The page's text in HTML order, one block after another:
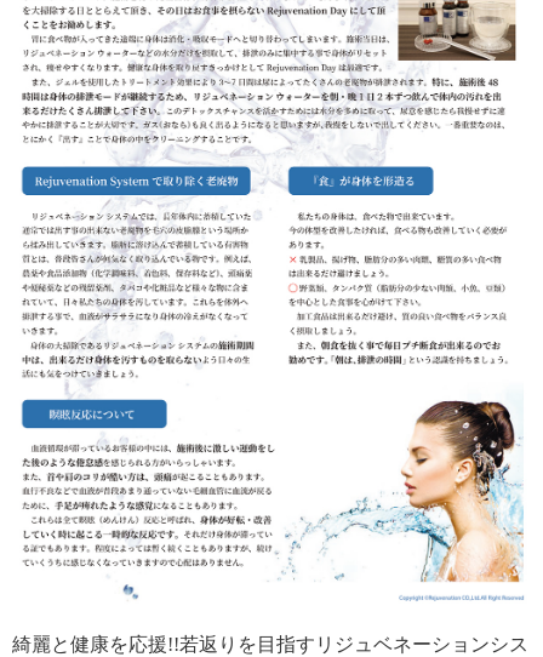
綺麗と健康を応援!!若返りを目指すリジュベネーションシス